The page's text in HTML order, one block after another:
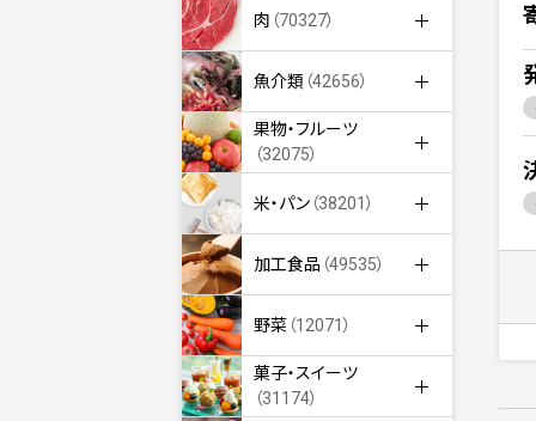
肉 （70327）
魚介類 （42656）
果物・フルーツ
（32075）
米・パン （38201）
加工食品 （49535）
野菜 （12071）
菓子・スイーツ
（31174）